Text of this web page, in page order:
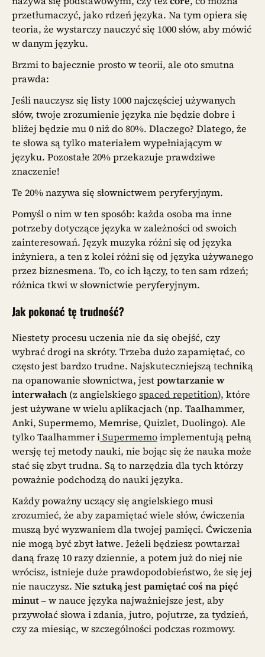
przetłumaczyć, jako rdzeń języka. Na tym opiera się
teoria, że wystarczy nauczyć się 1000 słów, aby mówić
w danym języku.
Brzmi to bajecznie prosto w teorii, ale oto smutna
prawda:
Jeśli nauczysz się listy 1000 najczęściej używanych
słów, twoje zrozumienie języka nie będzie dobre i
bliżej będzie mu 0 niż do 80%. Dlaczego? Dlatego, że
te słowa są tylko materiałem wypełniającym w
języku. Pozostałe 20% przekazuje prawdziwe
znaczenie!
Te 20% nazywa się słownictwem peryferyjnym.
Pomyśl o nim w ten sposób: każda osoba ma inne
potrzeby dotyczące języka w zależności od swoich
zainteresowań. Język muzyka różni się od języka
inżyniera, a ten z kolei różni się od języka używanego
przez biznesmena. To, co ich łączy, to ten sam rdzeń;
różnica tkwi w słownictwie peryferyjnym.
Jak pokonać tę trudność?
Niestety procesu uczenia nie da się obejść, czy
wybrać drogi na skróty. Trzeba dużo zapamiętać, co
często jest bardzo trudne. Najskuteczniejszą techniką
na opanowanie słownictwa, jestpowtarzanie w
interwałach (z angielskiegospaced repetition), które
jest używane w wielu aplikacjach (np. Taalhammer,
Anki, Supermemo, Memrise, Quizlet, Duolingo). Ale
tylko Taalhammer iSupermemoimplementują pełną
wersję tej metody nauki, nie bojąc się że nauka może
stać się zbyt trudna. Są to narzędzia dla tych którzy
poważnie podchodzą do nauki języka.
Każdy poważny uczący się angielskiego musi
zrozumieć, że aby zapamiętać wiele słów, ćwiczenia
muszą być wyzwaniem dla twojej pamięci. Ćwiczenia
nie mogą być zbyt łatwe. Jeżeli będziesz powtarzał
daną frazę 10 razy dziennie, a potem już do niej nie
wrócisz, istnieje duże prawdopodobieństwo, że się jej
nie nauczysz. Nie sztuką jest pamiętać coś na pięć
minut– w nauce języka najważniejsze jest, aby
przywołać słowa i zdania, jutro, pojutrze, za tydzień,
czy za miesiąc, w szczególności podczas rozmowy.